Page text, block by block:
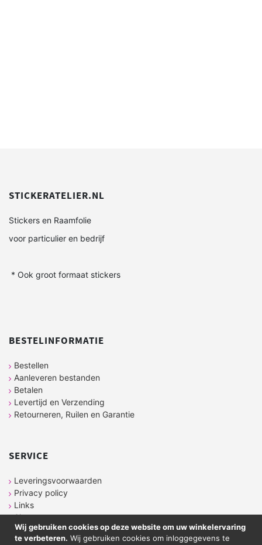
Wij gebruiken cookies op deze website om uw winkelervaring
te verbeteren. Wij gebruiken cookies om inloggegevens te
STICKERATELIER.NL
Stickers en Raamfolie
voor particulier en bedrijf
* Ook groot formaat stickers
BESTELINFORMATIE
Bestellen
Aanleveren bestanden
Betalen
Levertijd en Verzending
Retourneren, Ruilen en Garantie
SERVICE
Leveringsvoorwaarden
Privacy policy
Links
Sitemap